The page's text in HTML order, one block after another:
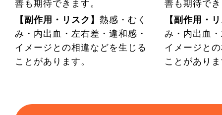
善も期待できます。
【副作用・リスク】 熱感・むく
み・内出血・左右差・違和感・
イメージとの相違などを生じる
ことがあります。
善も期待で
【副作用・
み・内出血
イメージと
ことがあり